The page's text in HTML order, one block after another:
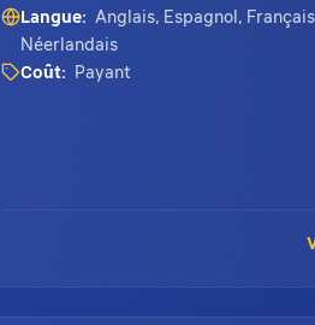
Langue: Anglais, Espagnol,
Néerlandais
Coût:
Payant